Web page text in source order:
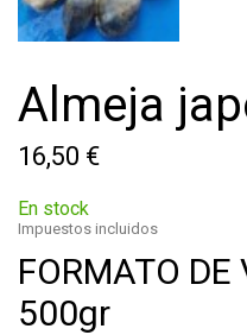
Almeja
16,50 €
En stock
Impuestos incluidos
FORMATO
500gr